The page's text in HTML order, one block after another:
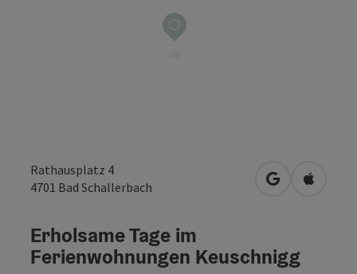
Rathausplatz 4
4701 Bad Schallerbach in Google
in
Erholsame Tage im
Ferienwohnungen Keuschnigg